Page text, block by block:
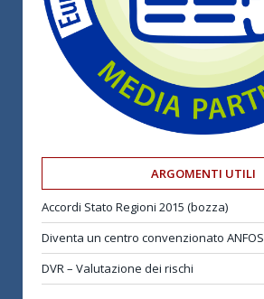
ARGOMENTI UTILI
Accordi Stato Regioni 2015 (bozza)
Diventa un centro convenzionato ANFOS
DVR – Valutazione dei rischi